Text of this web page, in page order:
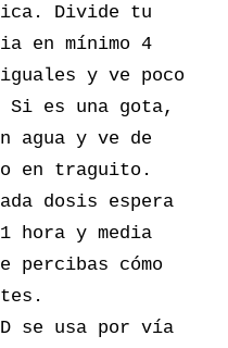
Divide tu
en mínimo 4
y ve poco
Si es una gota,
agua y ve de
en traguito.
dosis espera
hora y media
percibas cómo
se usa por vía